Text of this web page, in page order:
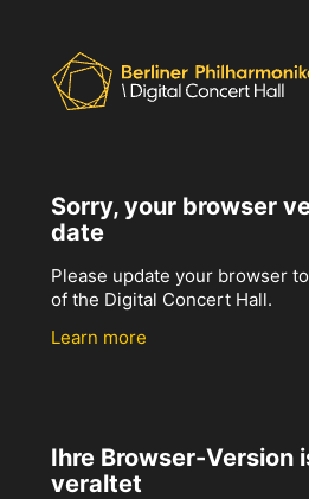
Sorry, your browser
date
Please update your browser
of the Digital Concert Hall.
Learn more
Ihre Browser-Version
veraltet